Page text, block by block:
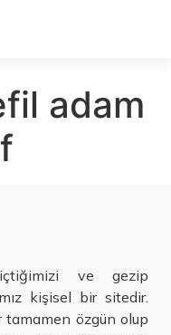
adam
içtiğimizi ve gezip
kişisel bir sitedir.
tamamen özgün olup